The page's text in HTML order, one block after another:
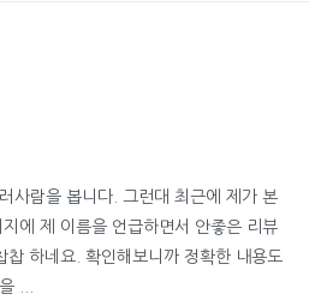
사람을 봅니다. 그런대 최근에 제가 본
에 제 이름을 언급하면서 안좋은 리뷰
찹 하네요. 확인해보니까 정확한 내용도
...